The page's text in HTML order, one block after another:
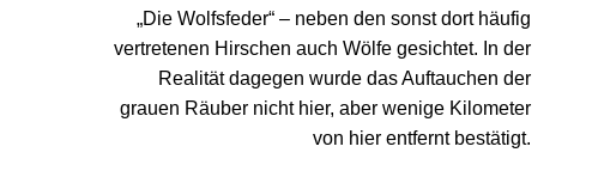
„Die Wolfsfeder“ – neben den sonst dort häufig
vertretenen Hirschen auch Wölfe gesichtet. In der
Realität dagegen wurde das Auftauchen der
grauen Räuber nicht hier, aber wenige Kilometer
von hier entfernt bestätigt.